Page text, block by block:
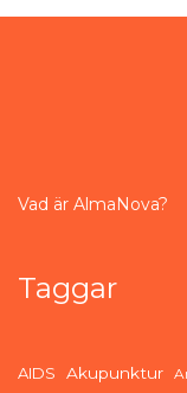
Vad är AlmaNova?
Taggar
AIDS Akupunktur